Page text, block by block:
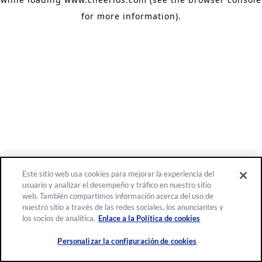
for more information).
Este sitio web usa cookies para mejorar la experiencia del
usuario y analizar el desempeño y tráfico en nuestro sitio
web. También compartimos información acerca del uso de
nuestro sitio a través de las redes sociales, los anunciantes y
los socios de analítica. Enlace a la Política de cookies
Personalizar la configuración de cookies